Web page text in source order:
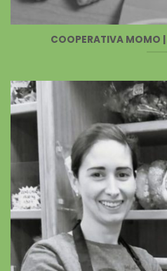
COOPERATIVA MOMO